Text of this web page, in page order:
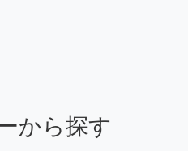
から探す